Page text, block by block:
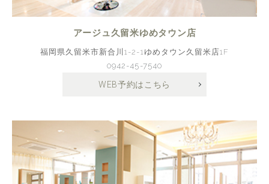
アージュ久留米ゆめタウン店
福岡県久留米市新合川1-2-1ゆめタウン久留米店1F
0942-45-7540
WEB予約はこちら